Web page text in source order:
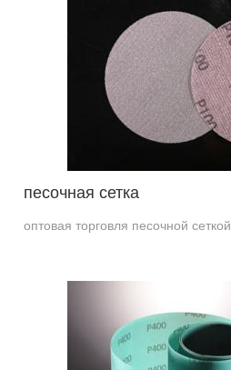
песочная сетка
оптовая торговля песочной сеткой